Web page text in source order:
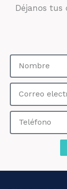
Déjanos
Nombre
Correo
electrónico
Teléfono